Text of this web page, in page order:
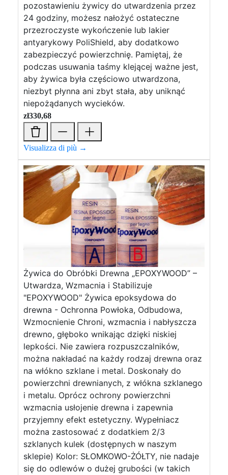
pozostawieniu żywicy do utwardzenia przez
24 godziny, możesz nałożyć ostateczne
przezroczyste wykończenie lub lakier
antyarykowy PoliShield, aby dodatkowo
zabezpieczyć powierzchnię. Pamiętaj, że
podczas usuwania taśmy klejącej ważne jest,
aby żywica była częściowo utwardzona,
niezbyt płynna ani zbyt stała, aby uniknąć
niepożądanych wycieków.
zł330,68
Visualizza di più →
Żywica do Obróbki Drewna „EPOXYWOOD” –
Utwardza, Wzmacnia i Stabilizuje
"EPOXYWOOD" Żywica epoksydowa do
drewna - Ochronna Powłoka, Odbudowa,
Wzmocnienie Chroni, wzmacnia i nabłyszcza
drewno, głęboko wnikając dzięki niskiej
lepkości. Nie zawiera rozpuszczalników,
można nakładać na każdy rodzaj drewna oraz
na włókno szklane i metal. Doskonały do
powierzchni drewnianych, z włókna szklanego
i metalu. Oprócz ochrony powierzchni
wzmacnia usłojenie drewna i zapewnia
przyjemny efekt estetyczny. Wypełniacz
można zastosować z dodatkiem 2/3
szklanych kulek (dostępnych w naszym
sklepie) Kolor: SŁOMKOWO-ŻÓŁTY, nie nadaje
się do odlewów o dużej grubości (w takich